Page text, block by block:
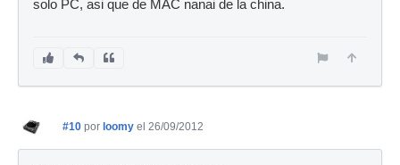
solo PC, asi que de MAC nanai de la china.
#10 por loomy el 26/09/2012